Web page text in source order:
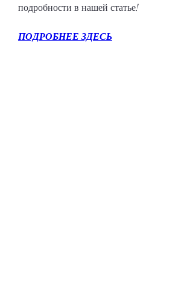
подробности в нашей статье!
ПОДРОБНЕЕ ЗДЕСЬ